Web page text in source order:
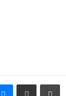
MessengerPartager par email